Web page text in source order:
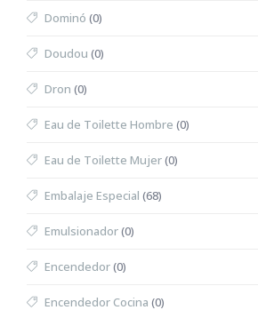
Dominó (0)
Doudou (0)
Dron (0)
Eau de Toilette Hombre (0)
Eau de Toilette Mujer(0)
Embalaje Especial (68)
Emulsionador(0)
Encendedor(0)
Encendedor Cocina (0)